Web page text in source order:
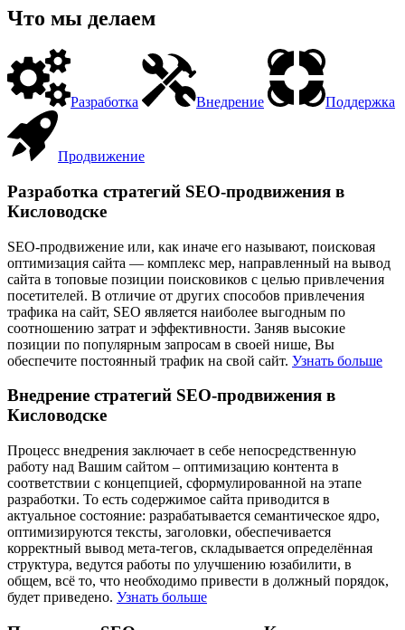
Что мы делаем
Разработка Внедрение Поддержка
Продвижение
Разработка стратегий SEO-продвижения в
Кисловодске
SEO-продвижение или, как иначе его называют, поисковая
оптимизация сайта — комплекс мер, направленный на вывод
сайта в топовые позиции поисковиков с целью привлечения
посетителей. В отличие от других способов привлечения
трафика на сайт, SEO является наиболее выгодным по
соотношению затрат и эффективности. Заняв высокие
позиции по популярным запросам в своей нише, Вы
обеспечите постоянный трафик на свой сайт. Узнать больше
Внедрение стратегий SEO-продвижения в
Кисловодске
Процесс внедрения заключает в себе непосредственную
работу над Вашим сайтом – оптимизацию контента в
соответствии с концепцией, сформулированной на этапе
разработки. То есть содержимое сайта приводится в
актуальное состояние: разрабатывается семантическое ядро,
оптимизируются тексты, заголовки, обеспечивается
корректный вывод мета-тегов, складывается определённая
структура, ведутся работы по улучшению юзабилити, в
общем, всё то, что необходимо привести в должный порядок,
будет приведено. Узнать больше